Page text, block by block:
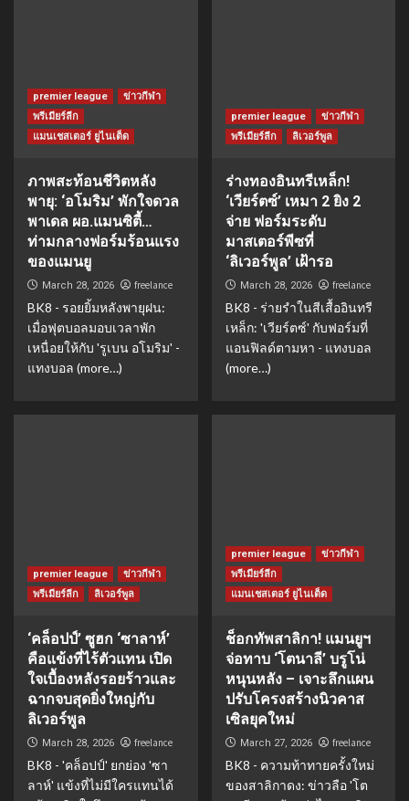
premier league
ข่าวกีฬา
พรีเมียร์ลีก
แมนเชสเตอร์ ยูไนเต็ด
ภาพสะท้อนชีวิตหลัง
พายุ: ‘อโมริม’ พักใจดวล
พาเดล ผอ.แมนซิตี้…
ท่ามกลางฟอร์มร้อนแรง
ของแมนยู
March 28, 2026 freelance
BK8 - รอยยิ้มหลังพายุฝน:
เมื่อฟุตบอลมอบเวลาพัก
เหนื่อยให้กับ 'รูเบน อโมริม' -
แทงบอล (more…)
premier league
ข่าวกีฬา
พรีเมียร์ลีก
ลิเวอร์พูล
ร่างทองอินทรีเหล็ก!
‘เวียร์ตซ์’ เหมา 2 ยิง 2
จ่าย ฟอร์มระดับ
มาสเตอร์พีซที่
‘ลิเวอร์พูล’ เฝ้ารอ
March 28, 2026 freelance
BK8 - ร่ายรำในสีเสื้ออินทรี
เหล็ก: 'เวียร์ตซ์' กับฟอร์มที่
แอนฟิลด์ตามหา - แทงบอล
(more…)
premier league
ข่าวกีฬา
พรีเมียร์ลีก
ลิเวอร์พูล
‘คล็อปป์’ ซูฮก ‘ซาลาห์’
คือแข้งที่ไร้ตัวแทน เปิด
ใจเบื้องหลังรอยร้าวและ
ฉากจบสุดยิ่งใหญ่กับ
ลิเวอร์พูล
March 28, 2026 freelance
BK8 - 'คล็อปป์' ยกย่อง 'ซา
ลาห์' แข้งที่ไม่มีใครแทนได้
premier league
ข่าวกีฬา
พรีเมียร์ลีก
แมนเชสเตอร์ ยูไนเต็ด
ช็อกทัพสาลิกา! แมนยูฯ
จ่อทาบ ‘โตนาลี’ บรูโน่
หนุนหลัง – เจาะลึกแผน
ปรับโครงสร้างนิวคาส
เซิลยุคใหม่
March 27, 2026 freelance
BK8 - ความท้าทายครั้งใหม่
ของสาลิกาดง: ข่าวลือ 'โต